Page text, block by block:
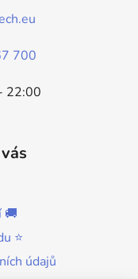
700
22:00
🚚
⭐
údajů